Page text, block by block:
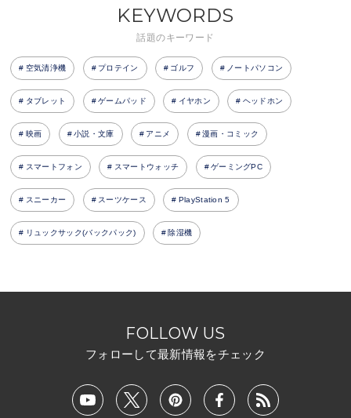
KEYWORDS
話題のキーワード
空気清浄機 プロテイン ゴルフ ノートパソコン
タブレット ゲームパッド イヤホン ヘッドホン
映画 小説・文庫 アニメ 漫画・コミック
スマートフォン スマートウォッチ ゲーミングPC
スニーカー スーツケース PlayStation 5
リュックサック(バックパック) 除湿機
FOLLOW US
フォローして最新情報をチェック